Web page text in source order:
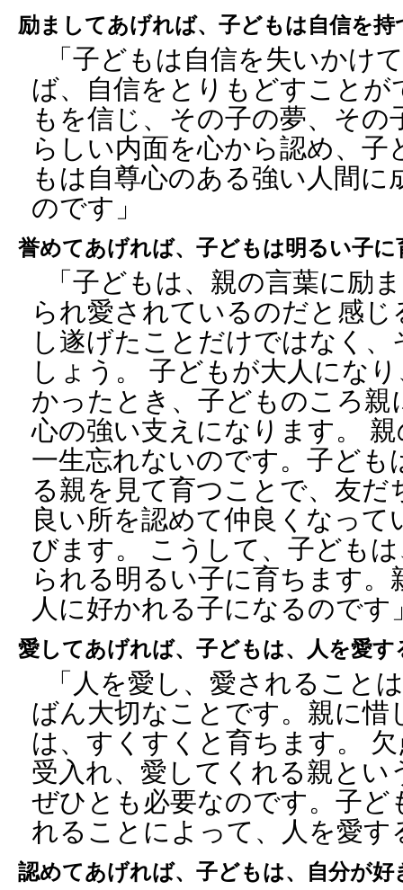
励ましてあげれば、子どもは自信を
「子どもは自信を失いかけ
ば、自信をとりもどすことが
もを信じ、その子の夢、そ
らしい内面を心から認め、
もは自尊心のある強い人間
のです」
誉めてあげれば、子どもは明るい子に
「子どもは、親の言葉に励
られ愛されているのだと感
し遂げたことだけではなく
しょう。 子どもが大人にな
かったとき、子どものころ
心の強い支えになります。
一生忘れないのです。子ども
る親を見て育つことで、友だ
良い所を認めて仲良くなっ
びます。 こうして、子ども
られる明るい子に育ちます
人に好かれる子になるのです
愛してあげれば、子どもは、人を愛す
「人を愛し、愛されること
ばん大切なことです。親に惜
は、すくすくと育ちます。
受入れ、愛してくれる親とい
ぜひとも必要なのです。子ど
れることによって、人を愛
認めてあげれば、子どもは、自分が好